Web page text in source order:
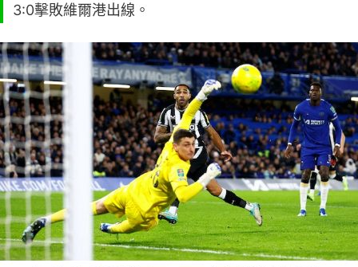
3:0擊敗維爾港出線。